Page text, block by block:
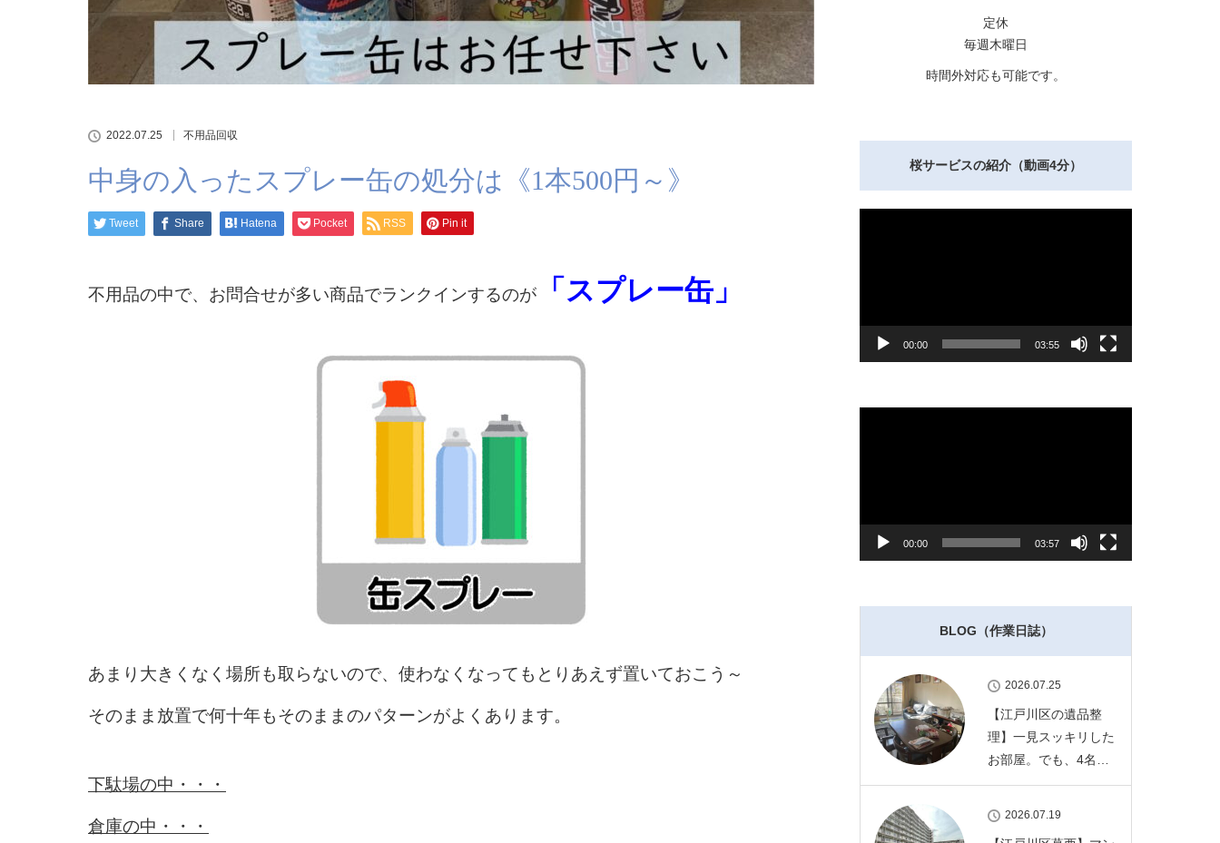
2022.07.25 不用品回収
中身の入ったスプレー缶の処分は《1本500円～》
Tweet Share Hatena Pocket RSS Pin it
不用品の中で、お問合せが多い商品でランクインするのが 「スプレー缶」
あまり大きくなく場所も取らないので、使わなくなってもとりあえず置いておこう～
そのまま放置で何十年もそのままのパターンがよくあります。
下駄場の中・・・
倉庫の中・・・
定休
毎週木曜日
時間外対応も可能です。
桜サービスの紹介（動画4分）
00:00 03:55
動
00:00 03:57
BLOG（作業日誌）
2026.07.25
【江戸川区の遺品整
理】一見スッキリした
お部屋。でも、4名…
2026.07.19